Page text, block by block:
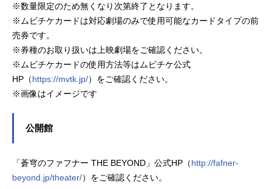
※数量限定のため無くなり次第終了となります。
※ムビチケカードは対応劇場のみで使用可能なカードタイプの前
売券です。
※券種のお取り扱いは上映劇場をご確認ください。
※ムビチケカードの使用方法等はムビチケ公式
HP（https://mvtk.jp/）をご確認ください。
※画像はイメージです
公開館
「蒼穹のファフナー THE BEYOND」公式HP（http://fafner-
beyond.jp/theater/）をご確認ください。